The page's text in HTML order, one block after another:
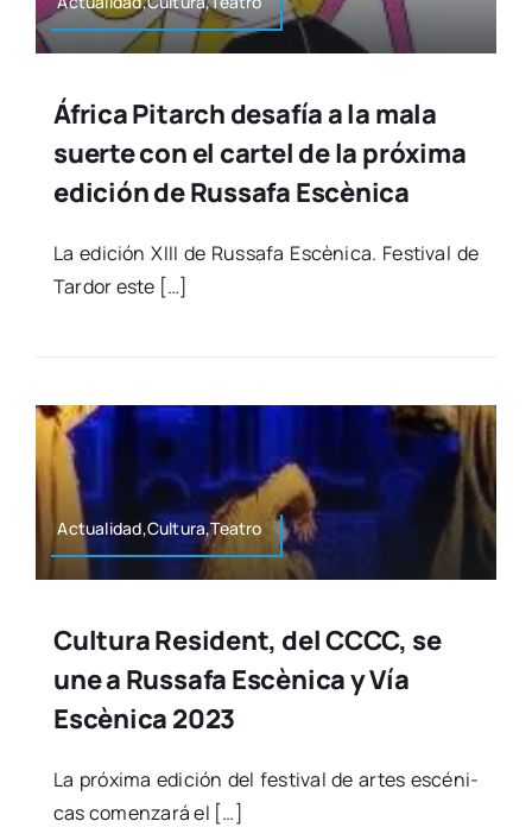
África Pitarch desafía a la mala
suerte con el cartel de la próxima
edición de Russafa Escènica
La edi­ción XIII de Rus­sa­fa Escè­ni­ca. Fes­ti­val de
Tar­dor este […]
Actualidad,Cultura,Teatro
Cultura Resident, del CCCC, se
une a Russafa Escènica y Vía
Escènica 2023
La pró­xi­ma edi­ción del fes­ti­val de artes escé­ni­
cas comen­za­rá el […]